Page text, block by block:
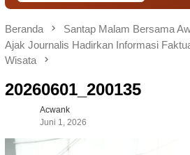
Beranda
Santap Malam Bersama
Ajak Journalis Hadirkan Informasi
Wisata
20260601_200135
Acwank
Juni 1, 2026